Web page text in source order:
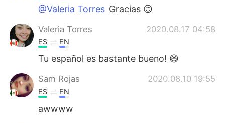
Deutsch 日本語
한국어
Indonesia
Italiano
Português
@Valeria Torres Gracias 😊
Valeria Torres 2020.08.17 04:58
ES EN
Tu español es bastante bueno! 😄
Sam Rojas 2020.08.10 19:55
ES EN
awwww